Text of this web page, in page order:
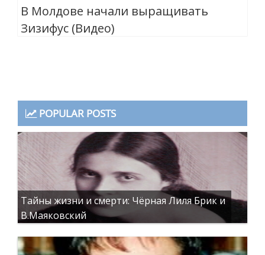
В Молдове начали выращивать
Зизифус (Видео)
POPULAR POSTS
Тайны жизни и смерти: Чёрная Лиля Брик и
В.Маяковский